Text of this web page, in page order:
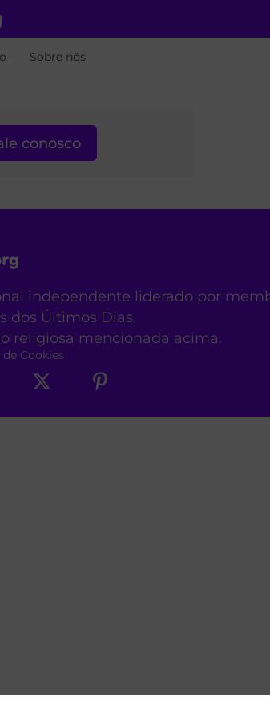
Sobre nós
conosco
independente liderado por
dos Últimos Dias.
religiosa mencionada acima.
Cookies